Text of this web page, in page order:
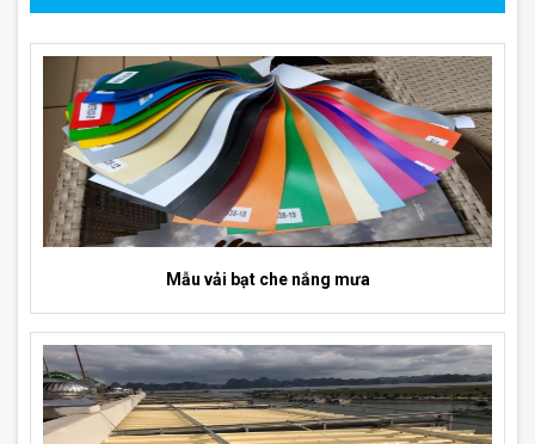
Mẫu vải bạt che nắng mưa